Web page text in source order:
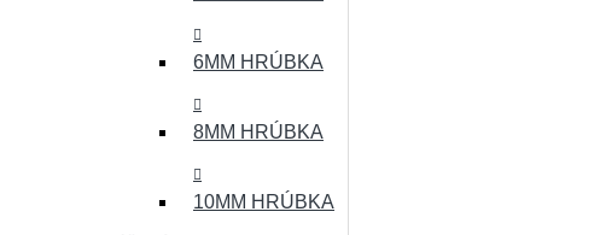
6MM HRÚBKA
8MM HRÚBKA
10MM HRÚBKA